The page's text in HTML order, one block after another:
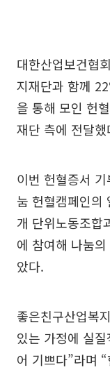
대한산업보건협
지재단과 함께
을 통해 모인 헌
재단 측에 전달
이번 헌혈증서
눔 헌혈캠페인의
개 단위노동조합
에 참여해 나눔
았다.
좋은친구산업복
있는 가정에 실
어 기쁘다”라며